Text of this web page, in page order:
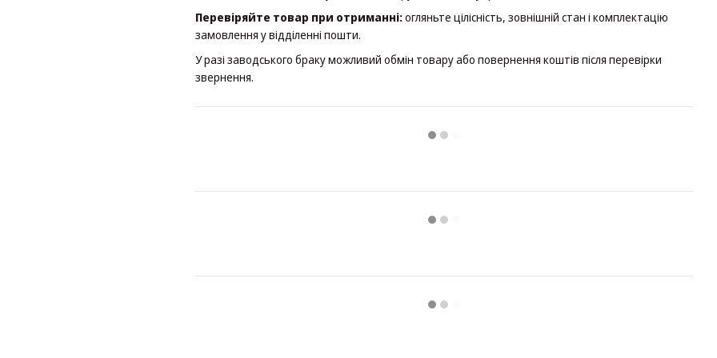
Перевіряйте товар при отриманні:огляньте цілісність, зовнішній стан і комплектацію
замовлення у відділенні пошти.
У разі заводського браку можливий обмін товару або повернення коштів після перевірки
звернення.